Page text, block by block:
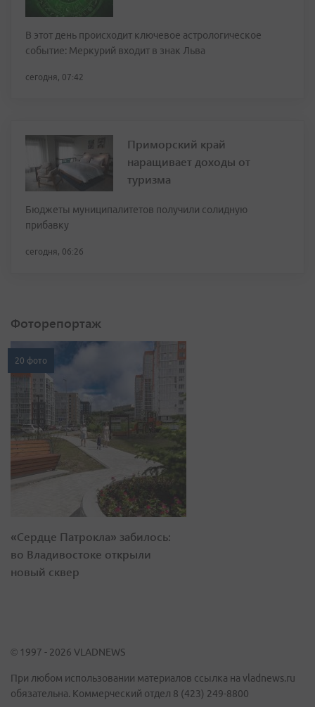
В этот день происходит ключевое астрологическое
событие: Меркурий входит в знак Льва
сегодня, 07:42
Приморский край
наращивает доходы от
туризма
Бюджеты муниципалитетов получили солидную
прибавку
сегодня, 06:26
Фоторепортаж
20 фото
«Сердце Патрокла» забилось:
во Владивостоке открыли
новый сквер
© 1997 - 2026 VLADNEWS
При любом использовании материалов ссылка на vladnews.ru
обязательна. Коммерческий отдел 8 (423) 249-8800